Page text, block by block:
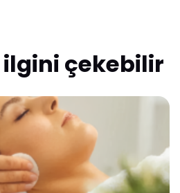
çekebilir